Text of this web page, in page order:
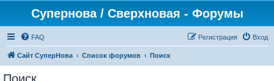
Супернова / Сверхновая - Форумы
FAQ Вход
Регистрация
Сайт СуперНова Список форумов Поиск